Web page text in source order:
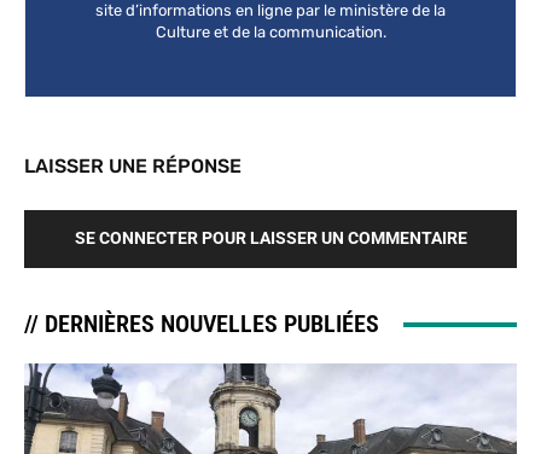
site d’informations en ligne par le ministère de la
Culture et de la communication.
LAISSER UNE RÉPONSE
SE CONNECTER POUR LAISSER UN COMMENTAIRE
// DERNIÈRES NOUVELLES PUBLIÉES